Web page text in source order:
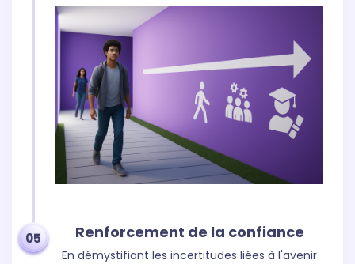
Renforcement de la confiance
En démystifiant les incertitudes liées à l'avenir
05